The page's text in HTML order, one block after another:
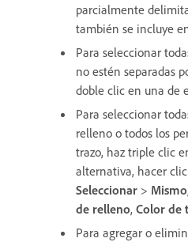
parcialmente
también se incluye
Para seleccionar
no estén separadas
doble clic en una de
Para seleccionar
relleno o todos los
trazo, haz triple clic
alternativa, hacer
Seleccionar > Mismo
de relleno, Color de
Para agregar o